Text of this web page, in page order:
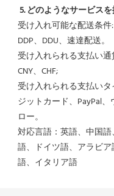
5. どのようなサービス
受け入れ可能な配送条件:
DDP、DDU、速達配送。
受け入れられる支払い通
CNY、CHF;
受け入れられる支払い
ジットカード、PayPal
ロー。
対応言語：英語、中国
語、ドイツ語、アラビ
語、イタリア語